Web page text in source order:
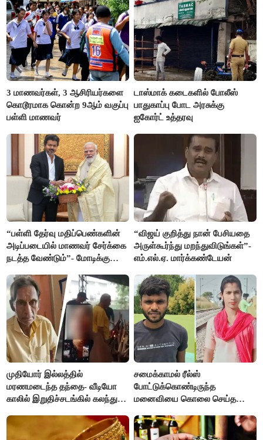
3 மாணவர்கள், 3 ஆசிரியர்களை
கொடூரமாக கொன்ற 9ஆம் வகுப்பு
பள்ளி மாணவர்
டாஸ்மாக் கடைகளில் போலீஸ்
பாதுகாப்பு போட அரசுக்கு
ஐகோர்ட் உத்தரவு
“பள்ளி தேர்வு மதிப்பெண்களின்
அடிப்படையில் மாணவர் சேர்க்கை
நடத்த வேண்டும்”- மோடிக்கு
“விஜய் குறித்து நான் பேசியதை
அருள்கூர்ந்து மறந்துவிடுங்கள்”-
எம்.எல்.ஏ. மார்க்கண்டேயன்
முதியோர் இல்லத்தில்
மரணமடைந்த தந்தை- வீடியோ
காலில் இறுதிச்சடங்கில் கலந்து
சமைக்காமல் ரீல்ஸ்
போட்டுக்கொண்டிருந்த
மனைவியை கொலை செய்த